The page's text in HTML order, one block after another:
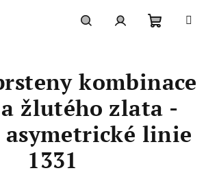
košík
kombinace
žlutého zlata -
linie
1331